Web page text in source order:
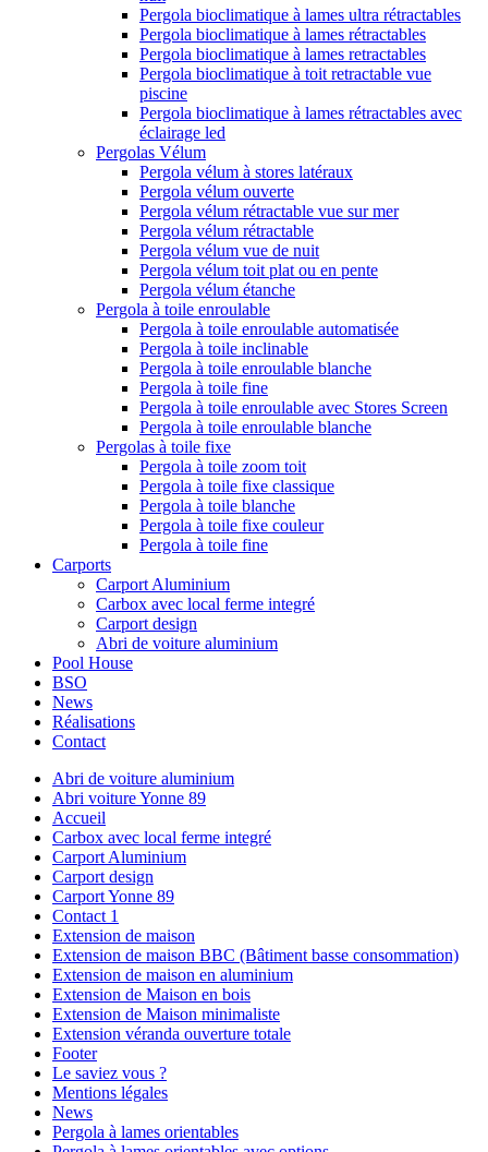
Pergola bioclimatique à lames ultra rétractables
Pergola bioclimatique à lames rétractables
Pergola bioclimatique à lames retractables
Pergola bioclimatique à toit retractable vue
piscine
Pergola bioclimatique à lames rétractables avec
éclairage led
Pergolas Vélum
Pergola vélum à stores latéraux
Pergola vélum ouverte
Pergola vélum rétractable vue sur mer
Pergola vélum rétractable
Pergola vélum vue de nuit
Pergola vélum toit plat ou en pente
Pergola vélum étanche
Pergola à toile enroulable
Pergola à toile enroulable automatisée
Pergola à toile inclinable
Pergola à toile enroulable blanche
Pergola à toile fine
Pergola à toile enroulable avec Stores Screen
Pergola à toile enroulable blanche
Pergolas à toile fixe
Pergola à toile zoom toit
Pergola à toile fixe classique
Pergola à toile blanche
Pergola à toile fixe couleur
Pergola à toile fine
Carports
Carport Aluminium
Carbox avec local ferme integré
Carport design
Abri de voiture aluminium
Pool House
BSO
News
Réalisations
Contact
Abri de voiture aluminium
Abri voiture Yonne 89
Accueil
Carbox avec local ferme integré
Carport Aluminium
Carport design
Carport Yonne 89
Contact 1
Extension de maison
Extension de maison BBC (Bâtiment basse consommation)
Extension de maison en aluminium
Extension de Maison en bois
Extension de Maison minimaliste
Extension véranda ouverture totale
Footer
Le saviez vous ?
Mentions légales
News
Pergola à lames orientables